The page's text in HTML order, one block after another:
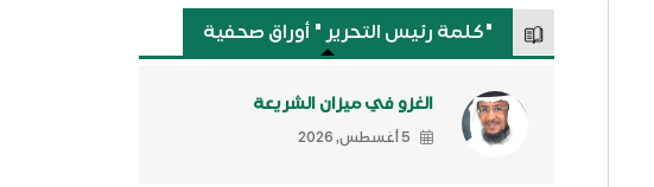
"كلمة رئيس التحرير " أوراق صحفية
الغزو في ميزان الشريعة
5 أغسطس, 2026